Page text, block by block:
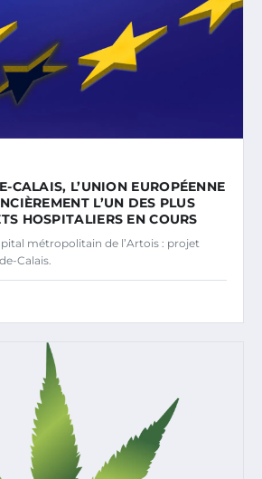
CALAIS, L’UNION EUROPÉENNE
L’UN DES PLUS
HOSPITALIERS EN COURS
métropolitain de l’Artois : projet
Calais.